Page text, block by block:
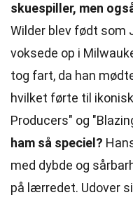
skuespiller, men
Wilder blev født som
voksede op i
tog fart, da han
hvilket førte til
Producers" og
ham så speciel?
med dybde og
på lærredet. Udover